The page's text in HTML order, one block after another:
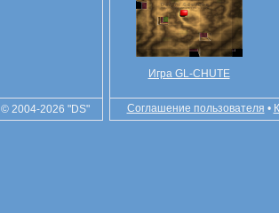
Игра GL-CHUTE
© 2004-2026 "DS" Соглашение пользователя •